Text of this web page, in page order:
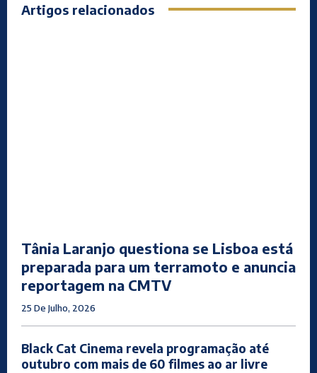
Artigos relacionados
Tânia Laranjo questiona se Lisboa está
preparada para um terramoto e anuncia
reportagem na CMTV
25 De Julho, 2026
Black Cat Cinema revela programação até
outubro com mais de 60 filmes ao ar livre